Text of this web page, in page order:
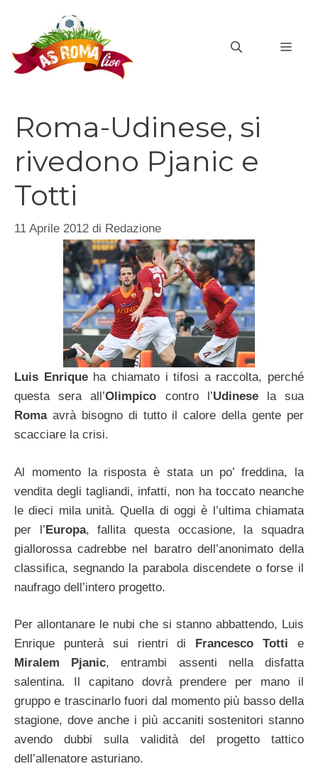
contenuto
Roma-Udinese, si
rivedono Pjanic e
Totti
11 Aprile 2012 di Redazione
Luis Enriqueha chiamato i tifosi a raccolta, perché
questa sera all’Olimpico contro l’Udinesela sua
Romaavrà bisogno di tutto il calore della gente per
scacciare la crisi.
Al momento la risposta è stata un po’ freddina, la
vendita degli tagliandi, infatti, non ha toccato neanche
le dieci mila unità. Quella di oggi è l’ultima chiamata
per l’Europa, fallita questa occasione, la squadra
giallorossa cadrebbe nel baratro dell’anonimato della
classifica, segnando la parabola discendete o forse il
naufrago dell’intero progetto.
Per allontanare le nubi che si stanno abbattendo, Luis
Enrique punterà sui rientri di
Francesco Totti e
Miralem Pjanic, entrambi assenti nella disfatta
salentina. Il capitano dovrà prendere per mano il
gruppo e trascinarlo fuori dal momento più basso della
stagione, dove anche i più accaniti sostenitori stanno
avendo dubbi sulla validità del progetto tattico
dell’allenatore asturiano.